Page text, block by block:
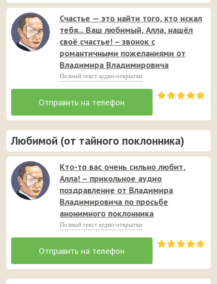
Счастье — это найти того, кто искал
тебя... Ваш любимый, Алла, нашёл
своё счастье! – звонок с
романтичными пожеланиями от
Владимира Владимировича
Полный текст аудио-открытки
Любимой (от тайного поклонника)
Кто-то вас очень сильно любит,
Алла! – прикольное аудио
поздравление от Владимира
Владимировича по просьбе
анонимного поклонника
Полный текст аудио-открытки